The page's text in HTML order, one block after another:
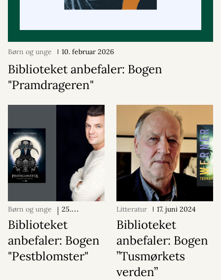
Børn og unge 10. februar 2026
Biblioteket anbefaler: Bogen
"Pramdrageren"
Børn og unge
25.
september 2024
Biblioteket
anbefaler: Bogen
"Pestblomster"
Litteratur 17. juni 2024
Biblioteket
anbefaler: Bogen
”Tusmørkets
verden”